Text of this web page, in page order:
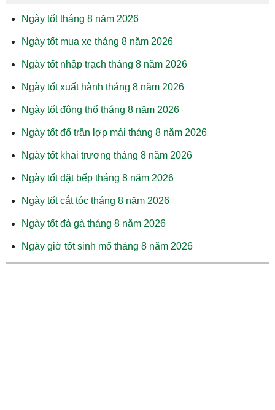
Ngày tốt tháng 8 năm 2026
Ngày tốt mua xe tháng 8 năm 2026
Ngày tốt nhập trạch tháng 8 năm 2026
Ngày tốt xuất hành tháng 8 năm 2026
Ngày tốt động thổ tháng 8 năm 2026
Ngày tốt đổ trần lợp mái tháng 8 năm 2026
Ngày tốt khai trương tháng 8 năm 2026
Ngày tốt đặt bếp tháng 8 năm 2026
Ngày tốt cắt tóc tháng 8 năm 2026
Ngày tốt đá gà tháng 8 năm 2026
Ngày giờ tốt sinh mổ tháng 8 năm 2026